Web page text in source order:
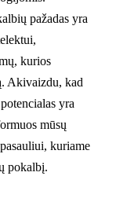
pažadas yra
kurios
Akivaizdu, kad
yra
mūsų
kuriame
pokalbį.